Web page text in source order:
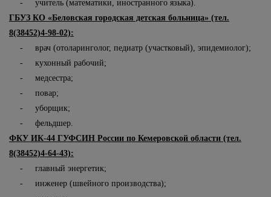
- учитель (математики, иностранного языка).
ГБУЗ КО «Беловская городская детская больница» (тел.
8(38452)4-98-02):
- врач (отоларинголог, педиатр (участковый), эпидемиолог);
- кухонный рабочий;
- медсестра;
- повар;
- уборщик;
- фельдшер.
ФКУ ИК-44 ГУФСИН России по Кемеровской области (тел.
8(38452)4-64-43):
- главный энергетик;
- инженер (швейного производства);